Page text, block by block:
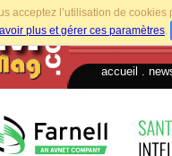
acceptez l’utilisation de
plus et gérer ces paramètres.
accueil